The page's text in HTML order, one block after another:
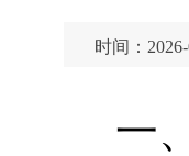
时间：
一